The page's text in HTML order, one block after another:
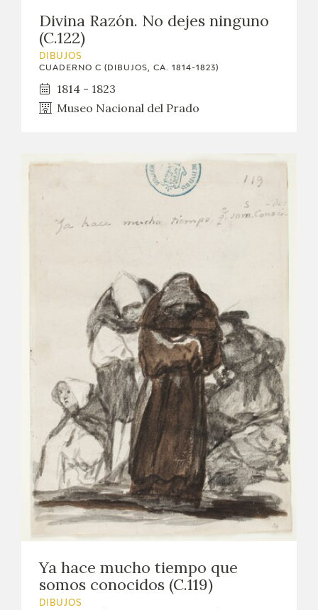
Divina Razón. No dejes ninguno
(C.122)
DIBUJOS
CUADERNO C (DIBUJOS, CA. 1814-1823)
1814 - 1823
Museo Nacional del Prado
Ya hace mucho tiempo que
somos conocidos (C.119)
DIBUJOS